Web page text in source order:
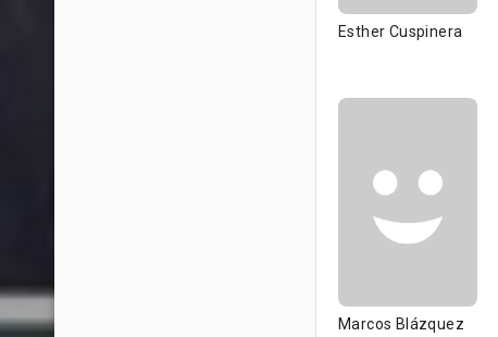
Esther Cuspinera
Marcos Blázquez